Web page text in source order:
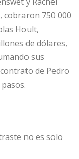
750 000
Hoult,
de dólares,
sus
de Pedro
no es solo